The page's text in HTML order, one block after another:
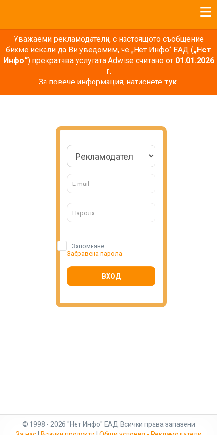
Уважаеми рекламодатели, с настоящото съобщение
бихме искали да Ви уведомим, че „Нет Инфо“ ЕАД („Нет
Инфо“) прекратява услугата Adwiseсчитано от 01.01.2026
г.
За повече информация, натиснете тук.
Запомняне
Забравена парола
ВХОД
© 1998 - 2026 "Нет Инфо" ЕАД Всички права запазени